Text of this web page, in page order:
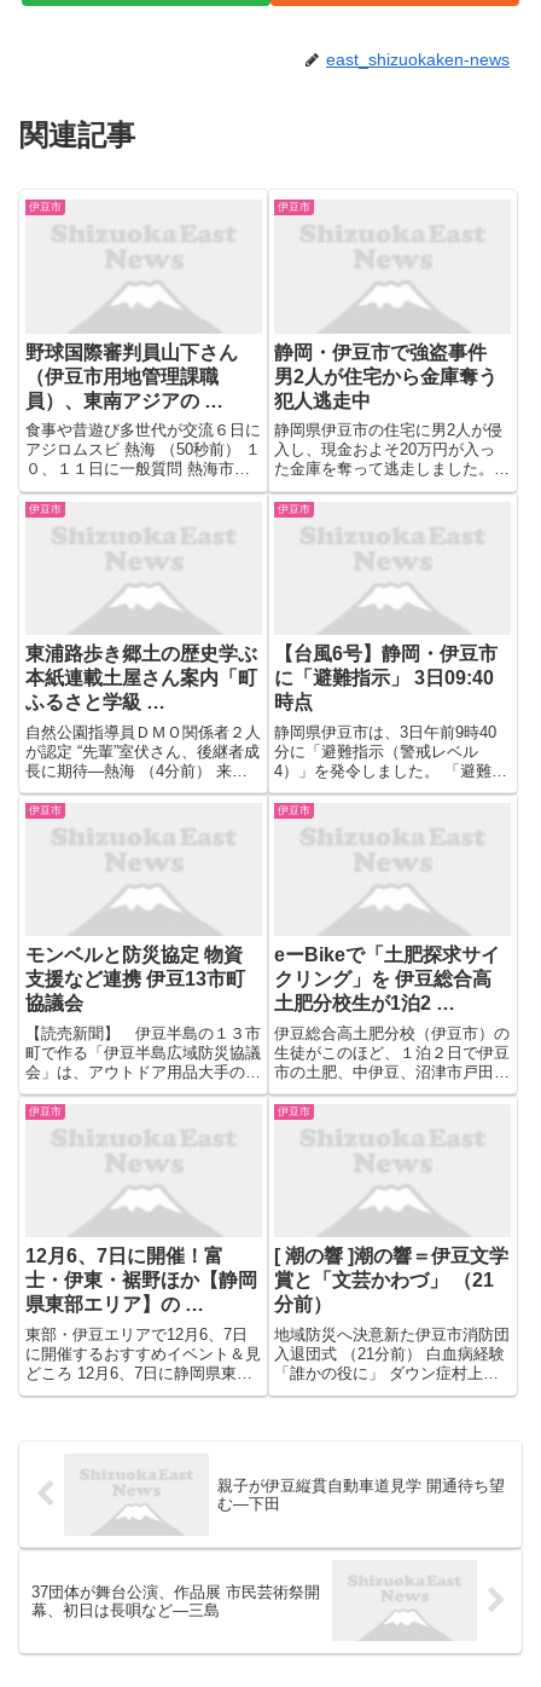
east_shizuokaken-news
関連記事
伊豆市
野球国際審判員山下さん
（伊豆市用地管理課職
員）、東南アジアの …
食事や昔遊び多世代が交流６日に
アジロムスビ 熱海 （50秒前） １
０、１１日に一般質問 熱海市議
会定例会 （50秒前） 来春の町長
選への出馬明言せず 岩井・東伊
豆町長 （50秒前） 東伊豆町議会
１２月定例会開会 一般質問は５
人 （50秒前）...
伊豆市
静岡・伊豆市で強盗事件
男2人が住宅から金庫奪う
犯人逃走中
静岡県伊豆市の住宅に男2人が侵
入し、現金およそ20万円が入っ
た金庫を奪って逃走しました。警
察は強盗事件とみて、逃げた男ら
の行方を追っています。 警察に
よりますと、7日午前2時50分ご
ろ、伊豆市修善寺の温泉街にある
住宅に男2人が侵入し、寝てい...
伊豆市
東浦路歩き郷土の歴史学ぶ
本紙連載土屋さん案内「町
ふるさと学級 …
自然公園指導員ＤＭＯ関係者２人
が認定 “先輩”室伏さん、後継者成
長に期待―熱海 （4分前） 来月
１０～１２日 ケーブルカー運休
―十国峠 （4分前） 日展準会員
２人と作品展示 日本画家坂本さ
ん １３～１８日に都内 （4分
前） ４会場でロコトレ...
伊豆市
【台風6号】静岡・伊豆市
に「避難指示」 3日09:40
時点
静岡県伊豆市は、3日午前9時40
分に「避難指示（警戒レベル
4）」を発令しました。 「避難指
示（警戒レベル4）」が発令され
たのは小土肥の176世帯 292人で
す。 「避難指示」で避難の対象
となる人は、水害や土砂災害の可
能性がある危険な場所にい...
伊豆市
モンベルと防災協定 物資
支援など連携 伊豆13市町
協議会
【読売新聞】 伊豆半島の１３市
町で作る「伊豆半島広域防災協議
会」は、アウトドア用品大手のモ
ンベル（本社・大阪市）と、災害
発生時の支援連携などを図る防災
協定を締結した。 大規模な地震
被害に見舞われた能登半島と同様
に、１３市町の大半が半 ...
伊豆市
eーBikeで「土肥探求サイ
クリング」を 伊豆総合高
土肥分校生が1泊2 …
伊豆総合高土肥分校（伊豆市）の
生徒がこのほど、１泊２日で伊豆
市の土肥、中伊豆、沼津市戸田を
ｅ−Ｂｉｋｅ（高性能電動アシス
ト付き自転車）で巡る「土肥探求
サイクリング」のモニターツアー
を開いた。 伊豆南 ...
伊豆市
12月6、7日に開催！富
士・伊東・裾野ほか【静岡
県東部エリア】の …
東部・伊豆エリアで12月6、7日
に開催するおすすめイベント＆見
どころ 12月6、7日に静岡県東
部・伊豆エリアで開催予定のイベ
※イベントは随時更新中 西...
伊豆市
[ 潮の響 ]潮の響＝伊豆文学
賞と「文芸かわづ」 （21
分前）
地域防災へ決意新た伊豆市消防団
入退団式 （21分前） 白血病経験
「誰かの役に」 ダウン症村上さ
ん（伊豆の国）ヘアドネ 両親に
親子が伊豆縦貫自動車道見学 開通待ち望
む―下田
37団体が舞台公演、作品展 市民芸術祭開
幕、初日は長唄など―三島